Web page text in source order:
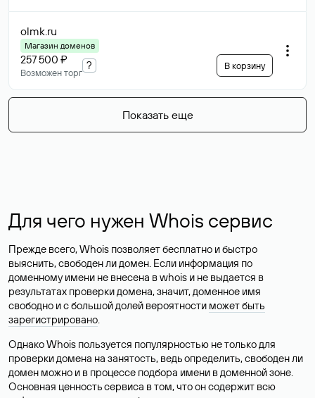
olmk.ru
Магазин доменов
257 500 ₽
Возможен торг
? В корзину
Показать еще
Для чего нужен Whois сервис
Прежде всего, Whois позволяет бесплатно и быстро
выяснить, свободен ли домен. Если информация по
доменному имени не внесена в whois и не выдается в
результатах проверки домена, значит, доменное имя
свободно и с большой долей вероятности может быть
зарегистрировано.
Однако Whois пользуется популярностью не только для
проверки домена на занятость, ведь определить, свободен ли
домен можно и в процессе подбора имени в доменной зоне.
Основная ценность сервиса в том, что он содержит всю